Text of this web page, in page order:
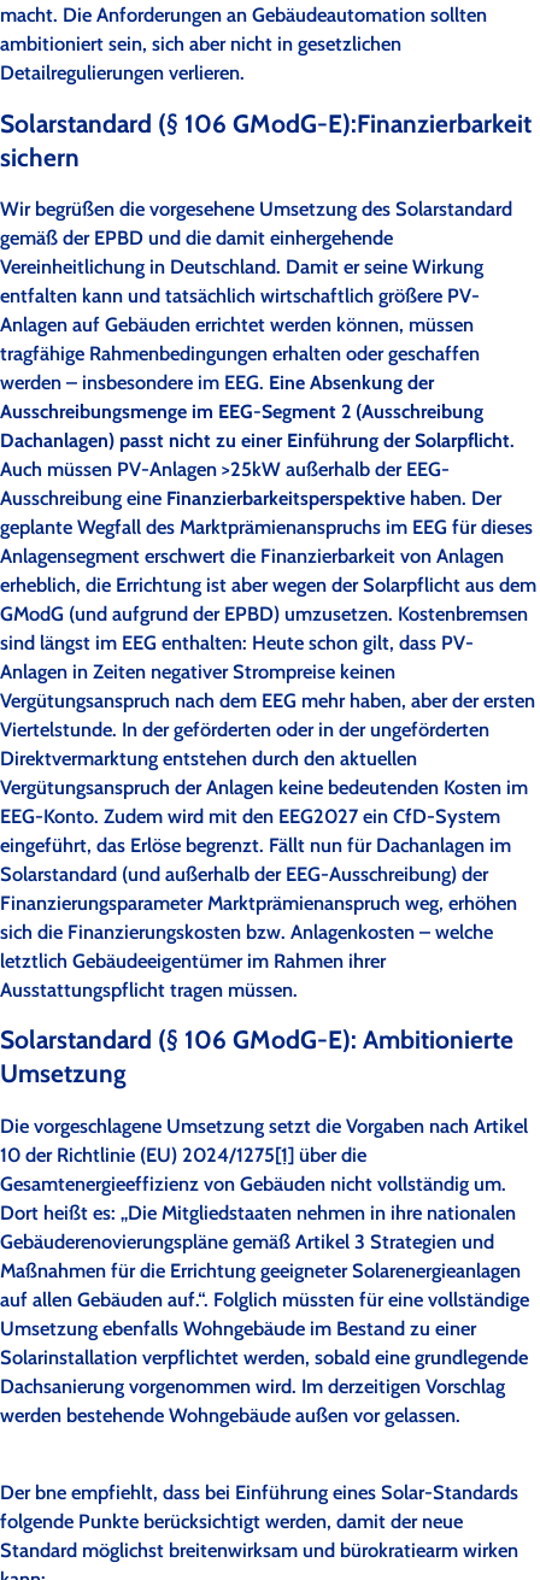
macht. Die Anforderungen an Gebäudeautomation sollten
ambitioniert sein, sich aber nicht in gesetzlichen
Detailregulierungen verlieren.
Solarstandard (§ 106 GModG-E):Finanzierbarkeit
sichern
Wir begrüßen die vorgesehene Umsetzung des Solarstandard
gemäß der EPBD und die damit einhergehende
Vereinheitlichung in Deutschland. Damit er seine Wirkung
entfalten kann und tatsächlich wirtschaftlich größere PV-
Anlagen auf Gebäuden errichtet werden können, müssen
tragfähige Rahmenbedingungen erhalten oder geschaffen
werden – insbesondere im EEG. Eine Absenkung der
Ausschreibungsmenge im EEG-Segment 2 (Ausschreibung
Dachanlagen) passt nicht zu einer Einführung der Solarpflicht.
Auch müssen PV-Anlagen >25kW außerhalb der EEG-
Ausschreibung eine Finanzierbarkeitsperspektive haben. Der
geplante Wegfall des Marktprämienanspruchs im EEG für dieses
Anlagensegment erschwert die Finanzierbarkeit von Anlagen
erheblich, die Errichtung ist aber wegen der Solarpflicht aus dem
GModG (und aufgrund der EPBD) umzusetzen. Kostenbremsen
sind längst im EEG enthalten: Heute schon gilt, dass PV-
Anlagen in Zeiten negativer Strompreise keinen
Vergütungsanspruch nach dem EEG mehr haben, aber der ersten
Viertelstunde. In der geförderten oder in der ungeförderten
Direktvermarktung entstehen durch den aktuellen
Vergütungsanspruch der Anlagen keine bedeutenden Kosten im
EEG-Konto. Zudem wird mit den EEG2027 ein CfD-System
eingeführt, das Erlöse begrenzt. Fällt nun für Dachanlagen im
Solarstandard (und außerhalb der EEG-Ausschreibung) der
Finanzierungsparameter Marktprämienanspruch weg, erhöhen
sich die Finanzierungskosten bzw. Anlagenkosten – welche
letztlich Gebäudeeigentümer im Rahmen ihrer
Ausstattungspflicht tragen müssen.
Solarstandard (§ 106 GModG-E): Ambitionierte
Umsetzung
Die vorgeschlagene Umsetzung setzt die Vorgaben nach Artikel
10 der Richtlinie (EU) 2024/1275[1] über die
Gesamtenergieeffizienz von Gebäuden nicht vollständig um.
Dort heißt es: „Die Mitgliedstaaten nehmen in ihre nationalen
Gebäuderenovierungspläne gemäß Artikel 3 Strategien und
Maßnahmen für die Errichtung geeigneter Solarenergieanlagen
auf allen Gebäuden auf.“. Folglich müssten für eine vollständige
Umsetzung ebenfalls Wohngebäude im Bestand zu einer
Solarinstallation verpflichtet werden, sobald eine grundlegende
Dachsanierung vorgenommen wird. Im derzeitigen Vorschlag
werden bestehende Wohngebäude außen vor gelassen.
Der bne empfiehlt, dass bei Einführung eines Solar-Standards
folgende Punkte berücksichtigt werden, damit der neue
Standard möglichst breitenwirksam und bürokratiearm wirken